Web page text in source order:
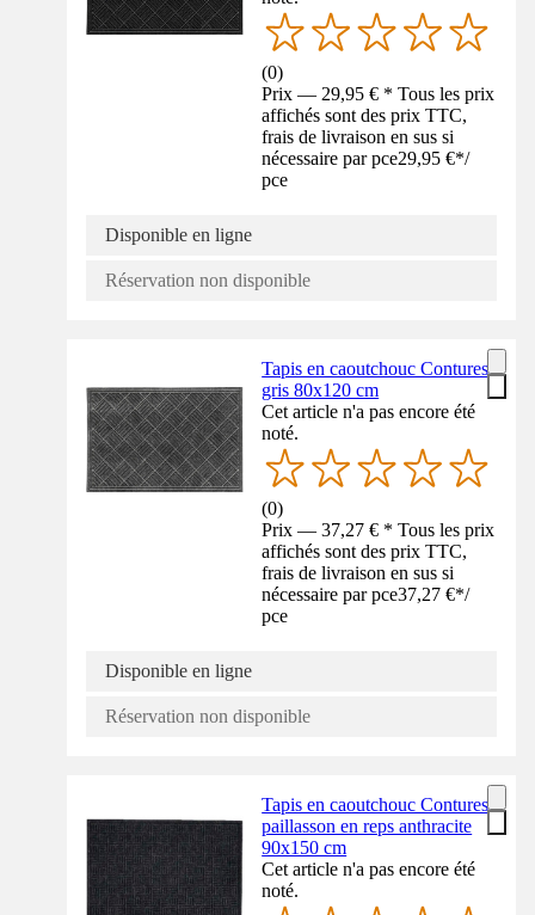
(0)
Prix — 29,95 € * Tous les prix
affichés sont des prix TTC,
frais de livraison en sus si
nécessaire par pce29,95 €*/
pce
Disponible en ligne
Réservation non disponible
Tapis en caoutchouc Contures
gris 80x120 cm
Cet article n'a pas encore été
noté.
(0)
Prix — 37,27 € * Tous les prix
affichés sont des prix TTC,
frais de livraison en sus si
nécessaire par pce37,27 €*/
pce
Disponible en ligne
Réservation non disponible
Tapis en caoutchouc Contures
paillasson en reps anthracite
90x150 cm
Cet article n'a pas encore été
noté.